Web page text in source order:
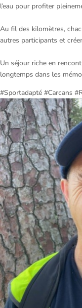
l’eau pour profiter
Au fil des kilomètres,
autres participants et
Un séjour riche en
longtemps dans les
#Sportadapté #Carcans